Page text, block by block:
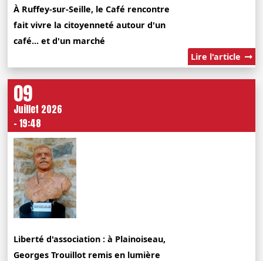
À Ruffey-sur-Seille, le Café rencontre
fait vivre la citoyenneté autour d'un
café... et d'un marché
Lire l'article
09
Juillet 2026
- 19:48
Liberté d'association : à Plainoiseau,
Georges Trouillot remis en lumière